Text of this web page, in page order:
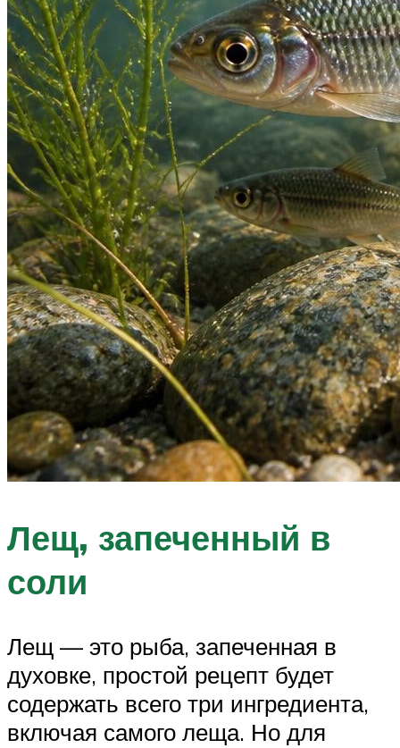
Лещ, запеченный в
соли
Лещ — это рыба, запеченная в
духовке, простой рецепт будет
содержать всего три ингредиента,
включая самого леща. Но для